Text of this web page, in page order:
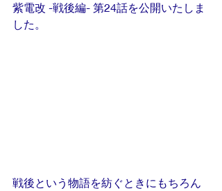
紫電改 -戦後編- 第24話を公開いたしま
した。
戦後という物語を紡ぐときにもちろん